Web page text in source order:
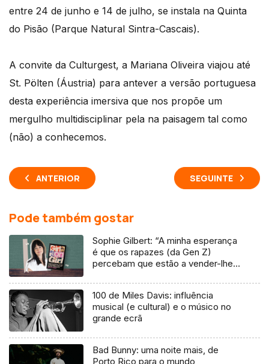
entre 24 de junho e 14 de julho, se instala na Quinta
do Pisão (Parque Natural Sintra-Cascais).
A convite da Culturgest, a Mariana Oliveira viajou até
St. Pölten (Áustria) para antever a versão portuguesa
desta experiência imersiva que nos propõe um
mergulho multidisciplinar pela na paisagem tal como
(não) a conhecemos.
ANTERIOR SEGUINTE
Pode também gostar
Sophie Gilbert: “A minha esperança
é que os rapazes (da Gen Z)
percebam que estão a vender-lhes
100 de Miles Davis: influência
musical (e cultural) e o músico no
grande ecrã
Bad Bunny: uma noite mais, de
Porto Rico para o mundo